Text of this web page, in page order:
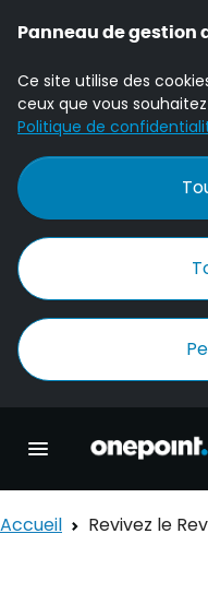
Panneau de gestion
Ce site utilise des
ceux que vous
Politique de
Accueil Revivez le